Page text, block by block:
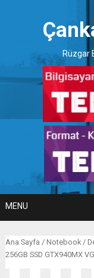
Rüzgar
MENU
Ana Sayfa / Notebook/
256GB SSD GTX940MX